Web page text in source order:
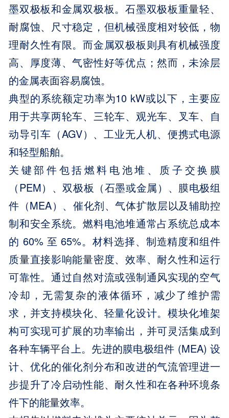
墨双极板和金属双极板。石墨双极板重量轻、
耐腐蚀、尺寸稳定，但机械强度相对较低，物
理耐久性有限。而金属双极板则具有机械强度
高、厚度薄、气密性好等优点；然而，未涂层
的金属表面容易腐蚀。
典型的系统额定功率为10 kW或以下，主要应
用于共享两轮车、三轮车、观光车、叉车、自
动导引车（AGV）、工业无人机、便携式电源
和轻型船舶。
关键部件包括燃料电池堆、质子交换膜
（PEM）、双极板（石墨或金属）、膜电极组
件（MEA）、催化剂、气体扩散层以及辅助控
制和安全系统。燃料电池堆通常占系统总成本
的 60% 至 65%。材料选择、制造精度和组件
质量直接影响能量密度、效率、耐久性和运行
可靠性。通过自然对流或强制通风实现的空气
冷却，无需复杂的液体循环，减少了维护需
求，并支持模块化、轻量化设计。模块化堆架
构可实现可扩展的功率输出，并可灵活集成到
各种车辆平台上。先进的膜电极组件 (MEA) 设
计、优化的催化剂分布和改进的气流管理进一
步提升了冷启动性能、耐久性和在各种环境条
件下的能量效率。